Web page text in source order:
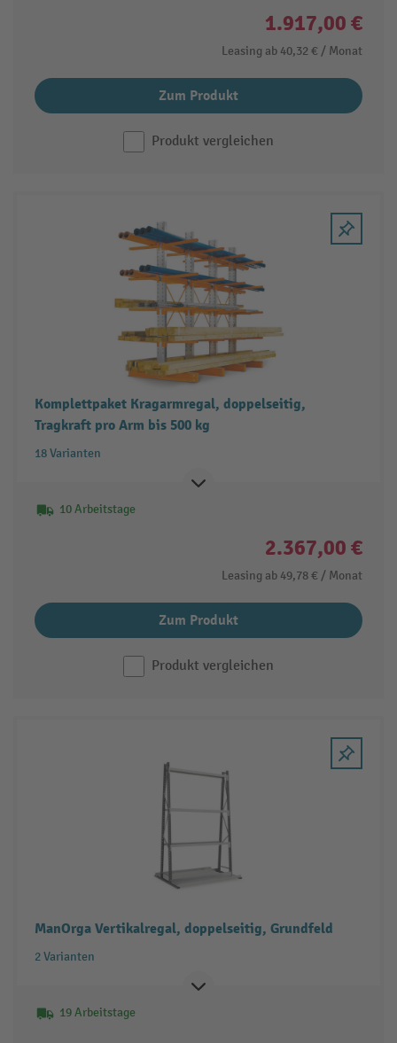
1.917,00 €
Leasing ab 40,32 € / Monat
Zum Produkt
Produkt vergleichen
Komplettpaket Kragarmregal, doppelseitig,
Tragkraft pro Arm bis 500 kg
18 Varianten
10 Arbeitstage
2.367,00 €
Leasing ab 49,78 € / Monat
Zum Produkt
Produkt vergleichen
ManOrga Vertikalregal, doppelseitig, Grundfeld
2 Varianten
19 Arbeitstage